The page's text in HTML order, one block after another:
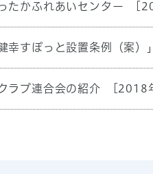
たかふれあいセンター
幸すぽっと設置条例（案
ラブ連合会の紹介 [2018